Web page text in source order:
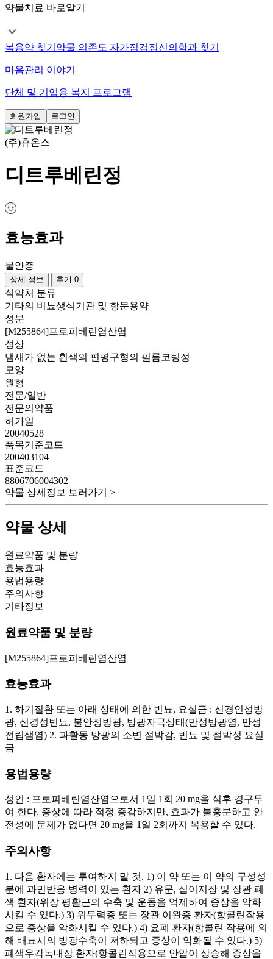
약물치료 바로알기
복용약 찾기 약물 의존도 자가점검정신의학과 찾기
마음관리 이야기
단체 및 기업용 복지 프로그램
회원가입 로그인
(주)휴온스
디트루베린정
효능효과
불안증
상세 정보 후기 0
식약처 분류
기타의 비뇨생식기관 및 항문용약
성분
[M255864]프로피베린염산염
성상
냄새가 없는 흰색의 편평구형의 필름코팅정
모양
원형
전문/일반
전문의약품
허가일
20040528
품목기준코드
200403104
표준코드
8806706004302
약물 상세정보 보러가기 >
약물 상세
원료약품 및 분량
효능효과
용법용량
주의사항
기타정보
원료약품 및 분량
[M255864]프로피베린염산염
효능효과
1. 하기질환 또는 아래 상태에 의한 빈뇨, 요실금 : 신경인성방
광, 신경성빈뇨, 불안정방광, 방광자극상태(만성방광염, 만성
전립샘염) 2. 과활동 방광의 소변 절박감, 빈뇨 및 절박성 요실
금
용법용량
성인 : 프로피베린염산염으로서 1일 1회 20 mg을 식후 경구투
여 한다. 증상에 따라 적정 증감하지만, 효과가 불충분하고 안
전성에 문제가 없다면 20 mg을 1일 2회까지 복용할 수 있다.
주의사항
1. 다음 환자에는 투여하지 말 것. 1) 이 약 또는 이 약의 구성성
분에 과민반응 병력이 있는 환자 2) 유문, 십이지장 및 장관 폐
색 환자(위장 평활근의 수축 및 운동을 억제하여 증상을 악화
시킬 수 있다.) 3) 위무력증 또는 장관 이완증 환자(항콜린작용
으로 증상을 악화시킬 수 있다.) 4) 요폐 환자(항콜린 작용에 의
해 배뇨시의 방광수축이 저하되고 증상이 악화될 수 있다.) 5)
폐색우각녹내장 환자(항콜린작용으로 안압이 상승해 증상을